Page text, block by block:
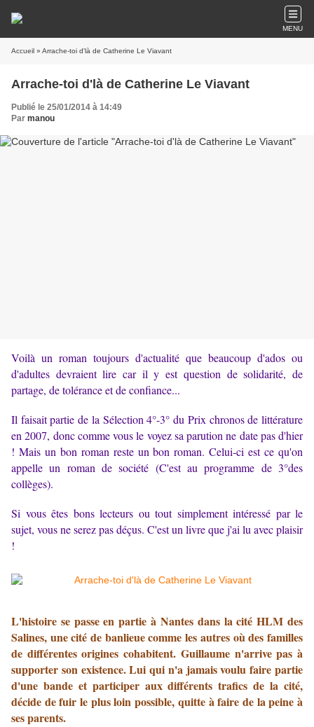
MENU
Accueil » Arrache-toi d'là de Catherine Le Viavant
Arrache-toi d'là de Catherine Le Viavant
Publié le 25/01/2014 à 14:49
Par manou
Voilà un roman toujours d'actualité que beaucoup d'ados ou
d'adultes devraient lire car il y est question de solidarité, de
partage, de tolérance et de confiance...
Il faisait partie de la Sélection 4°-3° du Prix chronos de littérature
en 2007, donc comme vous le voyez sa parution ne date pas d'hier
! Mais un bon roman reste un bon roman. Celui-ci est ce qu'on
appelle un roman de société (C'est au programme de 3°des
collèges).
Si vous êtes bons lecteurs ou tout simplement intéressé par le
sujet, vous ne serez pas déçus. C'est un livre que j'ai lu avec plaisir
!
L'histoire se passe en partie à Nantes dans la cité HLM des
Salines, une cité de banlieue comme les autres où des familles
de différentes origines cohabitent. Guillaume n'arrive pas à
supporter son existence. Lui qui n'a jamais voulu faire partie
d'une bande et participer aux différents trafics de la cité,
décide de fuir le plus loin possible, quitte à faire de la peine à
ses parents.